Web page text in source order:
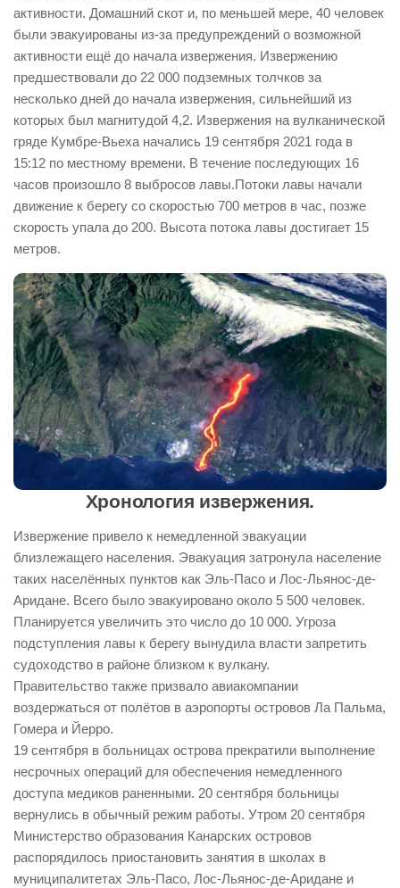
активности. Домашний скот и, по меньшей мере, 40 человек
были эвакуированы из-за предупреждений о возможной
активности ещё до начала извержения. Извержению
предшествовали до 22 000 подземных толчков за
несколько дней до начала извержения, сильнейший из
которых был магнитудой 4,2. Извержения на вулканической
гряде Кумбре-Вьеха начались 19 сентября 2021 года в
15:12 по местному времени. В течение последующих 16
часов произошло 8 выбросов лавы.Потоки лавы начали
движение к берегу со скоростью 700 метров в час, позже
скорость упала до 200. Высота потока лавы достигает 15
метров.
Хронология извержения.
Извержение привело к немедленной эвакуации
близлежащего населения. Эвакуация затронула население
таких населённых пунктов как Эль-Пасо и Лос-Льянос-де-
Аридане. Всего было эвакуировано около 5 500 человек.
Планируется увеличить это число до 10 000. Угроза
подступления лавы к берегу вынудила власти запретить
судоходство в районе близком к вулкану.
Правительство также призвало авиакомпании
воздержаться от полётов в аэропорты островов Ла Пальма,
Гомера и Йерро.
19 сентября в больницах острова прекратили выполнение
несрочных операций для обеспечения немедленного
доступа медиков раненными. 20 сентября больницы
вернулись в обычный режим работы. Утром 20 сентября
Министерство образования Канарских островов
распорядилось приостановить занятия в школах в
муниципалитетах Эль-Пасо, Лос-Льянос-де-Аридане и